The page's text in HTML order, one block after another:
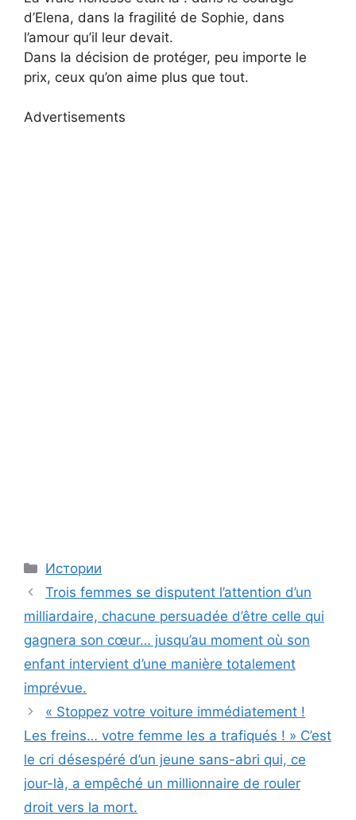
d’Elena, dans la fragilité de Sophie, dans
l’amour qu’il leur devait.
Dans la décision de protéger, peu importe le
prix, ceux qu’on aime plus que tout.
Advertisements
Categories
Истории
Trois femmes se disputent l’attention d’un
milliardaire, chacune persuadée d’être celle qui
gagnera son cœur… jusqu’au moment où son
enfant intervient d’une manière totalement
imprévue.
« Stoppez votre voiture immédiatement !
Les freins… votre femme les a trafiqués ! » C’est
le cri désespéré d’un jeune sans-abri qui, ce
jour-là, a empêché un millionnaire de rouler
droit vers la mort.